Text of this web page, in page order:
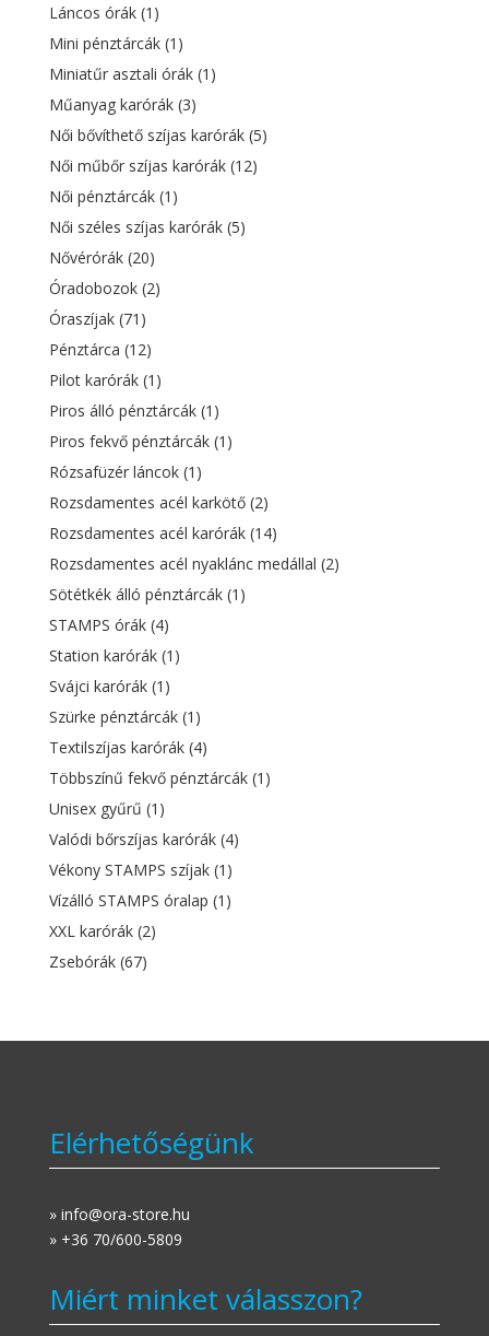
Láncos órák (1)
Mini pénztárcák (1)
Miniatűr asztali órák (1)
Műanyag karórák (3)
Női bővíthető szíjas karórák (5)
Női műbőr szíjas karórák (12)
Női pénztárcák (1)
Női széles szíjas karórák (5)
Nővérórák (20)
Óradobozok (2)
Óraszíjak (71)
Pénztárca (12)
Pilot karórák (1)
Piros álló pénztárcák (1)
Piros fekvő pénztárcák (1)
Rózsafüzér láncok (1)
Rozsdamentes acél karkötő (2)
Rozsdamentes acél karórák (14)
Rozsdamentes acél nyaklánc medállal (2)
Sötétkék álló pénztárcák (1)
STAMPS órák (4)
Station karórák (1)
Svájci karórák (1)
Szürke pénztárcák (1)
Textilszíjas karórák (4)
Többszínű fekvő pénztárcák (1)
Unisex gyűrű (1)
Valódi bőrszíjas karórák (4)
Vékony STAMPS szíjak (1)
Vízálló STAMPS óralap (1)
XXL karórák (2)
Zsebórák (67)
Elérhetőségünk
» info@ora-store.hu
» +36 70/600-5809
Miért minket válasszon?